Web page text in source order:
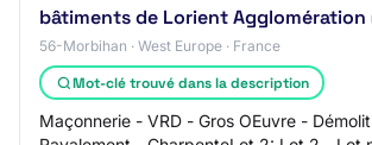
bâtiments de Lorient
56-Morbihan · West Europe · France
Mot-clé trouvé dans la description
Maçonnerie - VRD - Gros OEuvre -